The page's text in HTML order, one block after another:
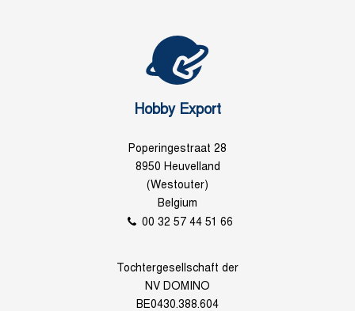
Hobby Export
Poperingestraat 28
8950 Heuvelland
(Westouter)
Belgium
00 32 57 44 51 66
Tochtergesellschaft der
NV DOMINO
BE0430.388.604